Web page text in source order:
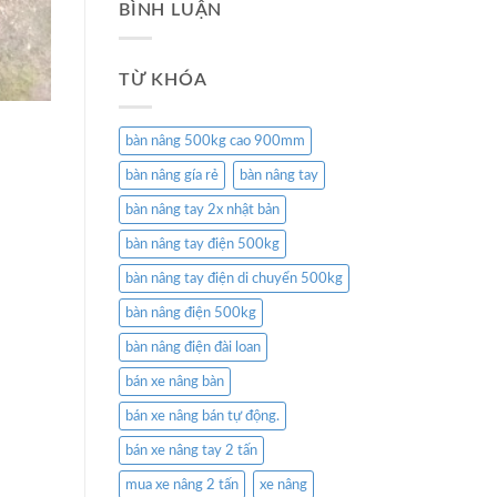
BÌNH LUẬN
TỪ KHÓA
bàn nâng 500kg cao 900mm
bàn nâng gía rẻ bàn nâng tay
bàn nâng tay 2x nhật bản
bàn nâng tay điện 500kg
bàn nâng tay điện di chuyển 500kg
bàn nâng điện 500kg
bàn nâng điện đài loan
bán xe nâng bàn
bán xe nâng bán tự động.
bán xe nâng tay 2 tấn
mua xe nâng 2 tấn xe nâng